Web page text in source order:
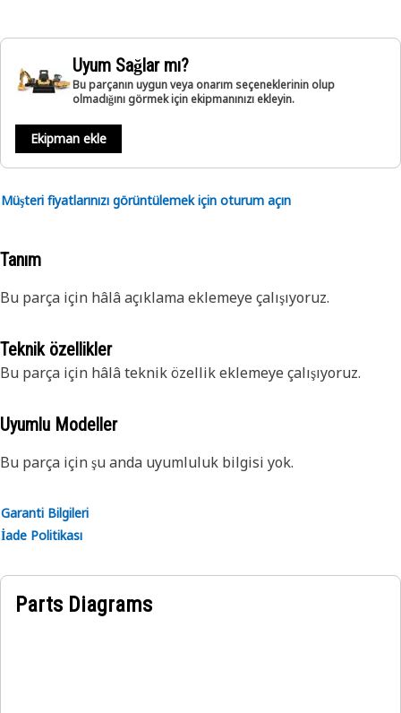
Uyum Sağlar mı?
Bu parçanın uygun veya onarım seçeneklerinin olup
olmadığını görmek için ekipmanınızı ekleyin.
Ekipman ekle
Müşteri fiyatlarınızı görüntülemek için oturum açın
Tanım
Bu parça için hâlâ açıklama eklemeye çalışıyoruz.
Teknik özellikler
Bu parça için hâlâ teknik özellik eklemeye çalışıyoruz.
Uyumlu Modeller
Bu parça için şu anda uyumluluk bilgisi yok.
Garanti Bilgileri
İade Politikası
Parts Diagrams